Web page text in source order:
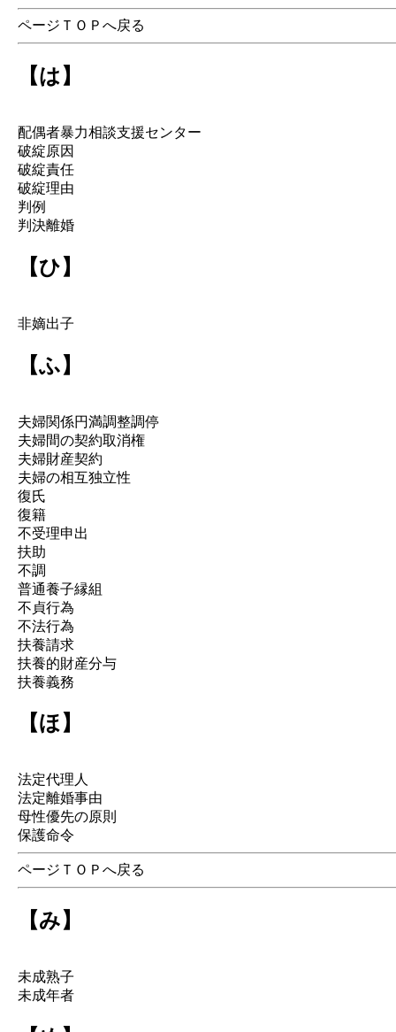
ページＴＯＰへ戻る
【は】
配偶者暴力相談支援センター
破綻原因
破綻責任
破綻理由
判例
判決離婚
【ひ】
非嫡出子
【ふ】
夫婦関係円満調整調停
夫婦間の契約取消権
夫婦財産契約
夫婦の相互独立性
復氏
復籍
不受理申出
扶助
不調
普通養子縁組
不貞行為
不法行為
扶養請求
扶養的財産分与
扶養義務
【ほ】
法定代理人
法定離婚事由
母性優先の原則
保護命令
ページＴＯＰへ戻る
【み】
未成熟子
未成年者